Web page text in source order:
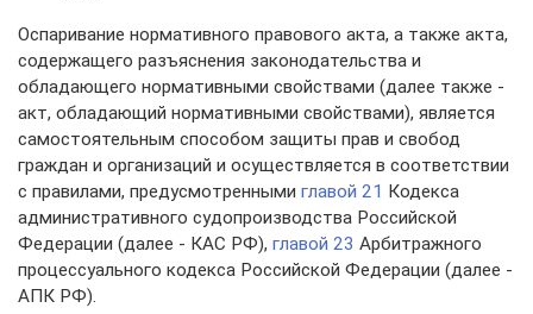
Оспаривание нормативного правового акта, а также акта,
содержащего разъяснения законодательства и
обладающего нормативными свойствами (далее также -
акт, обладающий нормативными свойствами), является
самостоятельным способом защиты прав и свобод
граждан и организаций и осуществляется в соответствии
с правилами, предусмотренными главой 21 Кодекса
административного судопроизводства Российской
Федерации (далее - КАС РФ), главой 23 Арбитражного
процессуального кодекса Российской Федерации (далее -
АПК РФ).